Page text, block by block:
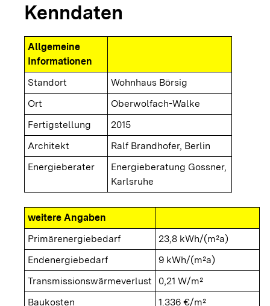
Kenndaten
Allgemeine
Informationen
Standort
Wohnhaus Börsig
Ort
Oberwolfach-Walke
Fertigstellung
2015
Architekt
Ralf Brandhofer, Berlin
Energieberater
Energieberatung Gossner,
Karlsruhe
weitere Angaben
Primärenergiebedarf
23,8 kWh/(m²a)
Endenergiebedarf
9 kWh/(m²a)
Transmissionswärmeverlust
0,21 W/m²
Baukosten
1.336 €/m²